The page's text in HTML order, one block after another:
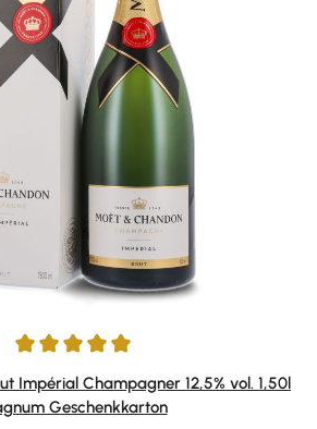
von 5 von 5 Sternen
Impérial Champagner 12,5% vol. 1,50l
Geschenkkarton